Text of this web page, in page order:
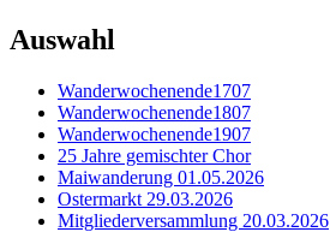
Auswahl
Wanderwochenende1707
Wanderwochenende1807
Wanderwochenende1907
25 Jahre gemischter Chor
Maiwanderung 01.05.2026
Ostermarkt 29.03.2026
Mitgliederversammlung 20.03.2026